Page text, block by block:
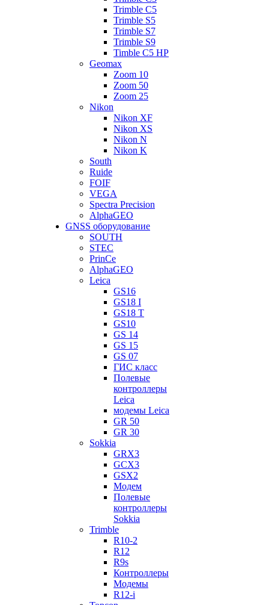
Trimble C5
Trimble S5
Trimble S7
Trimble S9
Timble C5 HP
Geomax
Zoom 10
Zoom 50
Zoom 25
Nikon
Nikon XF
Nikon XS
Nikon N
Nikon K
South
Ruide
FOIF
VEGA
Spectra Precision
AlphaGEO
GNSS оборудование
SOUTH
STEC
PrinCe
AlphaGEO
Leica
GS16
GS18 I
GS18 T
GS10
GS 14
GS 15
GS 07
ГИС класс
Полевые
контроллеры
Leica
модемы Leica
GR 50
GR 30
Sokkia
GRX3
GCX3
GSX2
Модем
Полевые
контроллеры
Sokkia
Trimble
R10-2
R12
R9s
Контроллеры
Модемы
R12-i